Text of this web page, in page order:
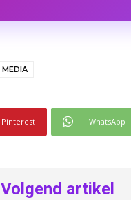
MEDIA
Pinterest WhatsApp
Volgend artikel